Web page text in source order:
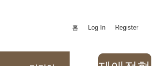
홈 Log In Register